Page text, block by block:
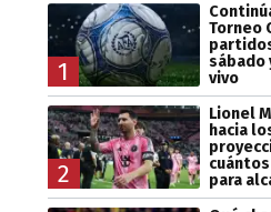
1
Torneo
sábado
vivo
2
Lionel
hacia
para